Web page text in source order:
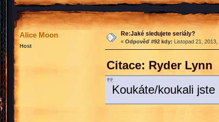
Alice Moon
Host
Re:Jaké sledujete seriály?
« Odpověď #92 kdy: Listopad 21,
Citace: Ryder Lynn
Koukáte/koukali